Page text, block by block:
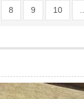
8 9 10